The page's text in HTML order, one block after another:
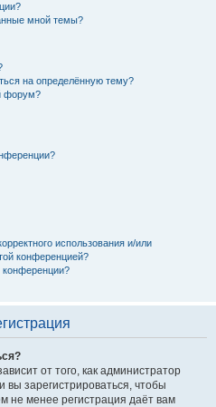
мной темы?
на определённую тему?
форум?
использования и/или
конференцией?
конференции?
от того, как администратор
зарегистрироваться, чтобы
не менее регистрация даёт вам